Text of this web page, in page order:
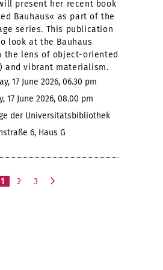
present her recent book
Bauhaus« as part of the
series. This publication
look at the Bauhaus
the lens of object-oriented
and vibrant materialism.
17 June 2026, 06.30 pm
17 June 2026, 08.00 pm
der Universitätsbibliothek
6, Haus G
1 2
3